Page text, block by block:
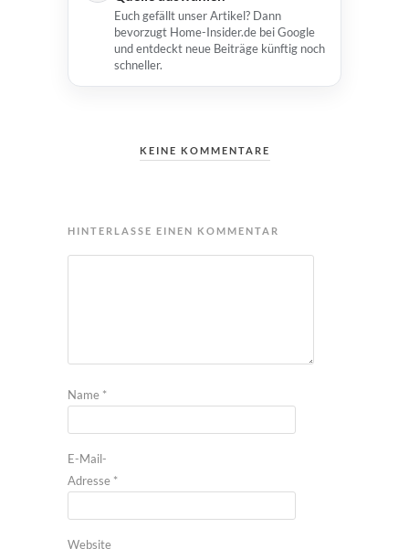
Euch gefällt unser Artikel? Dann
bevorzugt Home-Insider.de bei Google
und entdeckt neue Beiträge künftig noch
schneller.
KEINE KOMMENTARE
HINTERLASSE EINEN KOMMENTAR
Name *
E-Mail-
Adresse *
Website